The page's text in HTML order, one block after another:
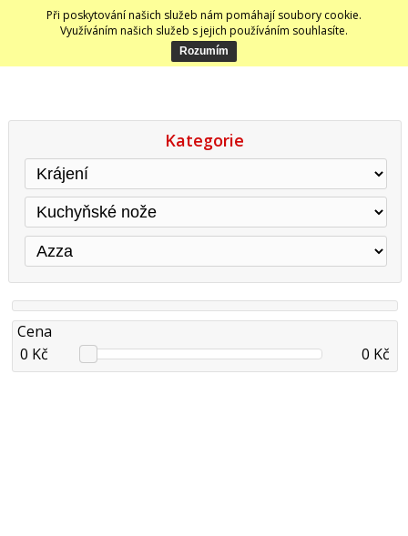
Při poskytování našich služeb nám pomáhají soubory cookie.
Využíváním našich služeb s jejich používáním souhlasíte.
Kategorie
Cena
0 Kč
0 Kč